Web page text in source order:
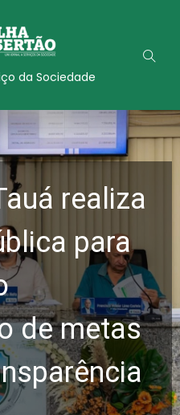
da Sociedade
realiza
para
de metas